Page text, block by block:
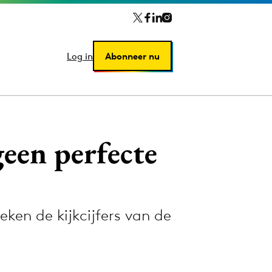
Log in Abonneer nu
Log in Abonneer nu
perfecte
de kijkcijfers van de